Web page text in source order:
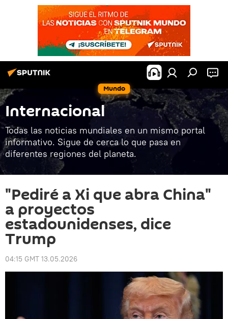
Mundo
Internacional
Todas las noticias mundiales en un mismo portal
informativo. Sigue de cerca lo que pasa en
diferentes regiones del planeta.
"Pediré a Xi que abra China"
a proyectos
estadounidenses, dice
Trump
04:15 GMT 13.05.2026